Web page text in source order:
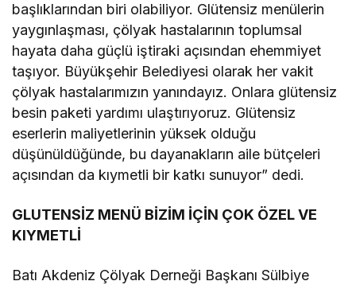
başlıklarından biri olabiliyor. Glütensiz menülerin
yaygınlaşması, çölyak hastalarının toplumsal
hayata daha güçlü iştiraki açısından ehemmiyet
taşıyor. Büyükşehir Belediyesi olarak her vakit
çölyak hastalarımızın yanındayız. Onlara glütensiz
besin paketi yardımı ulaştırıyoruz. Glütensiz
eserlerin maliyetlerinin yüksek olduğu
düşünüldüğünde, bu dayanakların aile bütçeleri
açısından da kıymetli bir katkı sunuyor” dedi.
GLUTENSİZ MENÜ BİZİM İÇİN ÇOK ÖZEL VE
KIYMETLİ
Batı Akdeniz Çölyak Derneği Başkanı Sülbiye